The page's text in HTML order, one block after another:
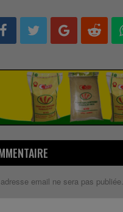
email ne sera pas publiée.